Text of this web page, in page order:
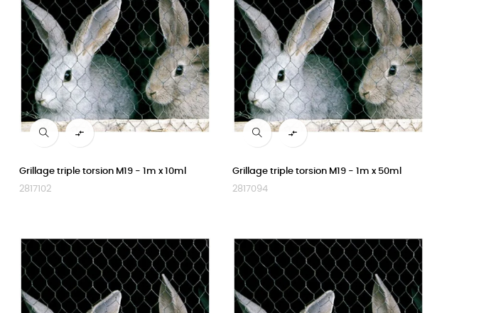

Grillage triple torsion M19 - 1m x 10ml
2817102

Grillage triple torsion M19 - 1m x 50ml
2817094